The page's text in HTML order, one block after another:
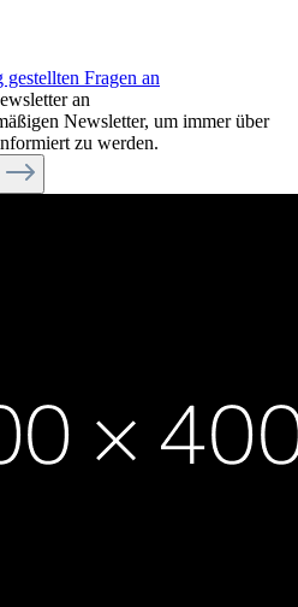
gestellten Fragen an
an
Newsletter, um immer über
zu werden.